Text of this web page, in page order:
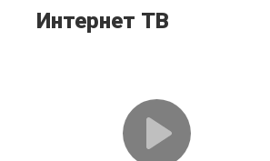
Интернет ТВ